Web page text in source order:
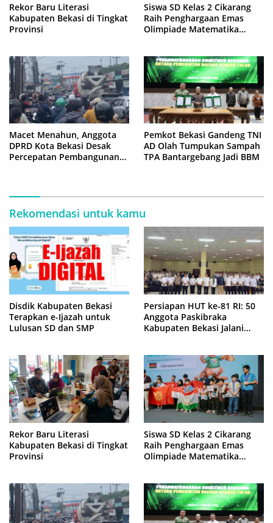
Rekor Baru Literasi
Kabupaten Bekasi di Tingkat
Provinsi
Siswa SD Kelas 2 Cikarang
Raih Penghargaan Emas
Olimpiade Matematika
Macet Menahun, Anggota
DPRD Kota Bekasi Desak
Percepatan Pembangunan
Pemkot Bekasi Gandeng TNI
AD Olah Tumpukan Sampah
TPA Bantargebang Jadi BBM
Rekomendasi untuk kamu
Disdik Kabupaten Bekasi
Terapkan e-Ijazah untuk
Lulusan SD dan SMP
Persiapan HUT ke-81 RI: 50
Anggota Paskibraka
Kabupaten Bekasi Jalani
Rekor Baru Literasi
Kabupaten Bekasi di Tingkat
Provinsi
Siswa SD Kelas 2 Cikarang
Raih Penghargaan Emas
Olimpiade Matematika